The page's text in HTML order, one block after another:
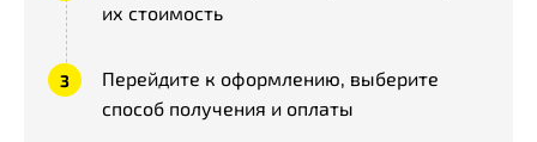
их стоимость
Перейдите к оформлению, выберите
способ получения и оплаты